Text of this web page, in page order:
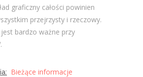
graficzny całości powinien
przejrzysty i rzeczowy.
bardzo ważne przy
Bieżące informacje